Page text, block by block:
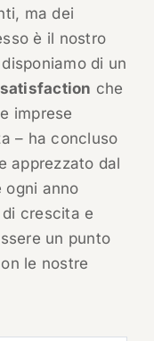
ma dei
è il nostro
di un
che
imprese
– ha concluso
apprezzato dal
ogni anno
crescita e
un punto
le nostre